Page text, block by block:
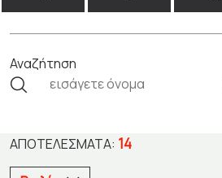
Αναζήτηση
ΑΠΟΤΕΛΈΣΜΑΤΑ: 14